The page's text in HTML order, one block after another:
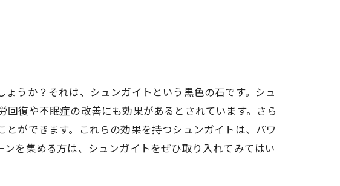
うか？それは、シュンガイトという黒色の石です。シュ
復や不眠症の改善にも効果があるとされています。さら
ができます。これらの効果を持つシュンガイトは、パワ
を集める方は、シュンガイトをぜひ取り入れてみてはい